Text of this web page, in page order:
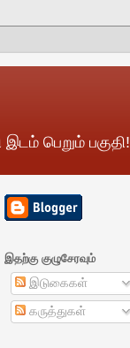
பெறும் பகுதி!
இதற்கு குழுசேரவும்
இடுகைகள்
கருத்துகள்